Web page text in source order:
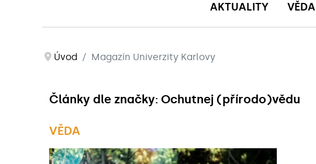
AKTUALITY VĚDA
Úvod Magazín Univerzity Karlovy
Články dle značky: Ochutnej (přírodo)vědu
VĚDA